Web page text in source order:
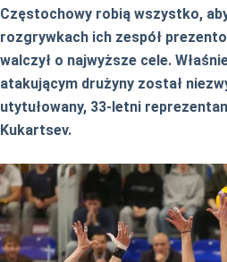
Częstochowy robią wszystko,
rozgrywkach ich zespół
walczył o najwyższe cele.
atakującym drużyny został
utytułowany, 33-letni
Kukartsev.